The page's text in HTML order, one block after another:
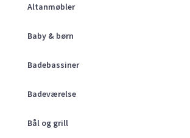
Altanmøbler
Baby & børn
Badebassiner
Badeværelse
Bål og grill